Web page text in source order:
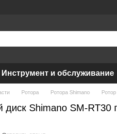
Инструмент и обслуживание
Ротора Ротора Shimano
диск Shimano SM-RT30